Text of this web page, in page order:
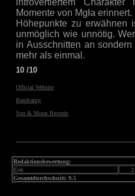
introvertiertem
Momente von Mgła erinnert.
Höhepunkte zu erwähnen
unmöglich wie unnötig.
in Ausschnitten an
mehr als einmal.
10 /10
Official Website
Bandcamp
Sun & Moon Records
Redaktionsbewertung:
Erik
Gesamtdurchschnitt: 9.5